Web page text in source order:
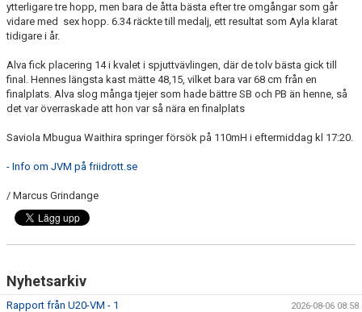
ytterligare tre hopp, men bara de åtta bästa efter tre omgångar som går
vidare med sex hopp. 6.34 räckte till medalj, ett resultat som Ayla klarat
tidigare i år.
Alva fick placering 14 i kvalet i spjuttvävlingen, där de tolv bästa gick till
final. Hennes längsta kast mätte 48,15, vilket bara var 68 cm från en
finalplats. Alva slog många tjejer som hade bättre SB och PB än henne, så
det var överraskade att hon var så nära en finalplats
Saviola Mbugua Waithira springer försök på 110mH i eftermiddag kl 17:20.
- Info om JVM på friidrott.se
/ Marcus Grindange
Nyhetsarkiv
Rapport från U20-VM - 1 2026-08-06 08:58